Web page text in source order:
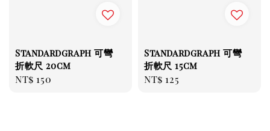
Standardgraph 可彎
折軟尺 20cm
Regular
NT$ 150
Standardgraph 可彎
折軟尺 15cm
Regular
NT$ 125